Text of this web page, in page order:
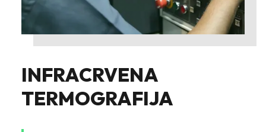
INFRACRVENA
TERMOGRAFIJA